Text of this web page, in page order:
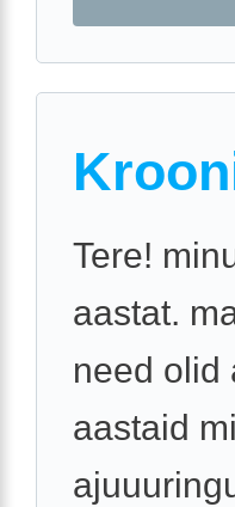
Tere!
aastat.
need olid
aastaid